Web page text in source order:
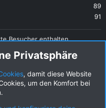
89
91
Besucher enthalten.
teilen
Privatsphäre
, damit diese Website
um den Komfort bei